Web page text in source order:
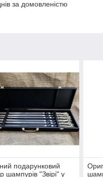
за домовленістю
подарунковий
шампурів "Звірі" у